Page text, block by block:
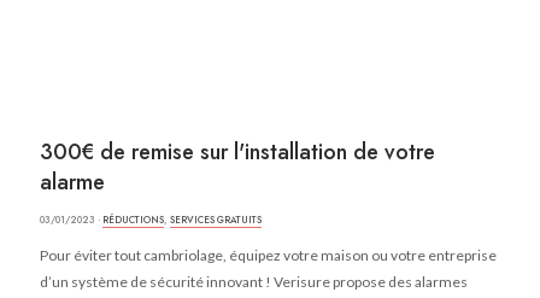
300€ de remise sur l'installation de votre
alarme
03/01/2023 · RÉDUCTIONS, SERVICES GRATUITS
Pour éviter tout cambriolage, équipez votre maison ou votre entreprise
d’un système de sécurité innovant ! Verisure propose des alarmes